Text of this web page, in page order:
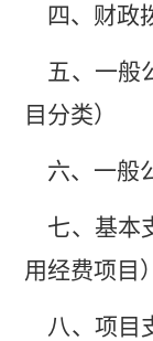
四、财政
五、一般
目分类）
六、一般
七、 基本
用经费项目）
八、 项目